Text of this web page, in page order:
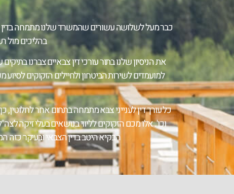
כבר מעל לשלושה עשורים שהמשרד שלנו מתמחה בדין
בהליכים מול
את הניסיון שלנו בתור עורכי דין צבאיים צברנו
למועמדים לשירות הביטחון ולחיילים הזקוקים
כל עורך דין לענייני צבא מתמחה בתחום אחר
וכו'. אלו מכם הזקוקים לליווי בנושאים בעלי זיקה
הבקיא היטב בדין הצבאי ובעיקר כזה